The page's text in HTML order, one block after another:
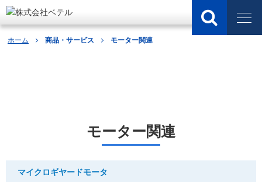
ホーム 商品・サービス モーター関連
モーター関連
マイクロギヤードモータ